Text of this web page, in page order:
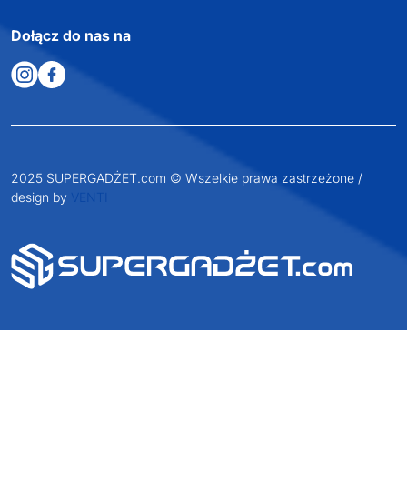
Dołącz do nas na
2025 SUPERGADŻET.com © Wszelkie prawa zastrzeżone /
design by VENTI